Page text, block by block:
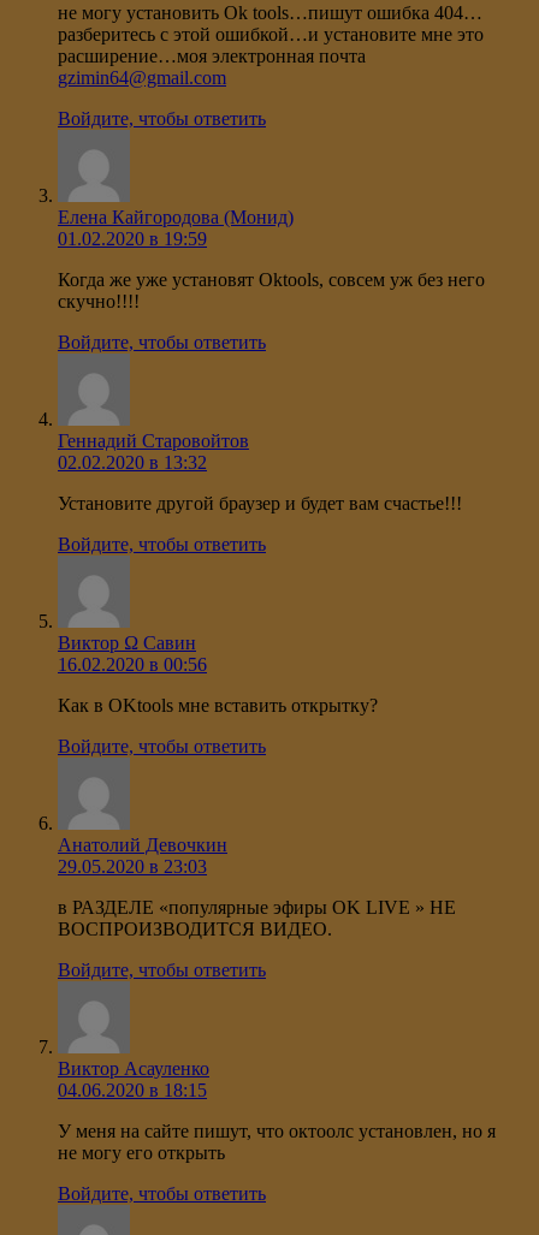
не могу установить Ok tools…пишут ошибка 404…
разберитесь с этой ошибкой…и установите мне это
расширение…моя электронная почта
gzimin64@gmail.com
Войдите, чтобы ответить
Елена Кайгородова (Монид)
01.02.2020 в 19:59
Когда же уже установят Oktools, совсем уж без него
скучно!!!!
Войдите, чтобы ответить
Геннадий Старовойтов
02.02.2020 в 13:32
Установите другой браузер и будет вам счастье!!!
Войдите, чтобы ответить
Виктор Ω Савин
16.02.2020 в 00:56
Как в OKtools мне вставить открытку?
Войдите, чтобы ответить
Анатолий Девочкин
29.05.2020 в 23:03
в РАЗДЕЛЕ «популярные эфиры OK LIVE » НЕ
ВОСПРОИЗВОДИТСЯ ВИДЕО.
Войдите, чтобы ответить
Виктор Асауленко
04.06.2020 в 18:15
У меня на сайте пишут, что октоолс установлен, но я
не могу его открыть
Войдите, чтобы ответить